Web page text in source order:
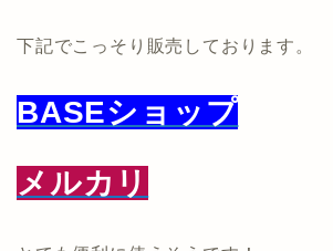
下記でこっそり販売しております。
BASEショップ
メルカリ